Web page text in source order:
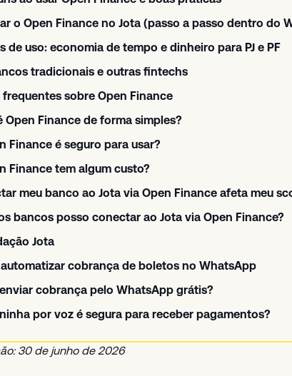
o Open Finance no Jota (passo a passo dentro do
de uso: economia de tempo e dinheiro para PJ e PF
tradicionais e outras fintechs
frequentes sobre Open Finance
Open Finance de forma simples?
Finance é seguro para usar?
Finance tem algum custo?
meu banco ao Jota via Open Finance afeta meu
bancos posso conectar ao Jota via Open Finance?
Jota
cobrança de boletos no WhatsApp
cobrança pelo WhatsApp grátis?
por voz é segura para receber pagamentos?
30 de junho de 2026